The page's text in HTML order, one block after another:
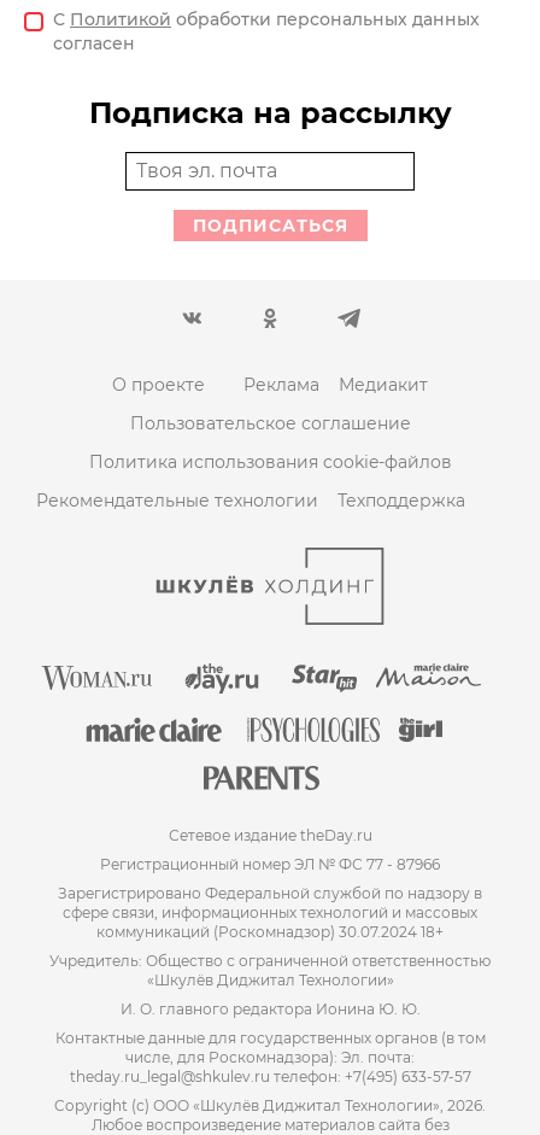
С Политикой обработки персональных данных
согласен
Подписка на рассылку
ПОДПИСАТЬСЯ
О проекте Реклама
Медиакит
Пользовательское соглашение
Политика использования cookie-файлов
Рекомендательные технологии
Техподдержка
Сетевое издание theDay.ru
Регистрационный номер ЭЛ № ФС 77 - 87966
Зарегистрировано Федеральной службой по надзору в
сфере связи, информационных технологий и массовых
коммуникаций (Роскомнадзор) 30.07.2024 18+
Учредитель: Общество с ограниченной ответственностью
«Шкулёв Диджитал Технологии»
И. О. главного редактора Ионина Ю. Ю.
Контактные данные для государственных органов (в том
числе, для Роскомнадзора): Эл. почта:
theday.ru_legal@shkulev.ru телефон: +7(495) 633-57-57
Copyright (с) ООО «Шкулёв Диджитал Технологии», 2026.
Любое воспроизведение материалов сайта без